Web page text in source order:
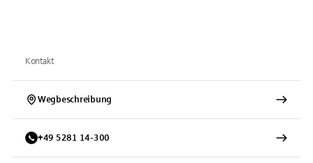
Kontakt
Wegbeschreibung
+49 5281 14-300